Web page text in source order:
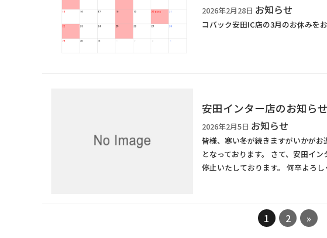
2026年2月28日 お知らせ
コバック安田IC店の3月のお休みを
安田インター店のお知らせ
2026年2月5日 お知らせ
皆様、寒い冬が続きますがいかが
となっております。 さて、安田イ
停止いたしております。 何卒よろ
1 2 »